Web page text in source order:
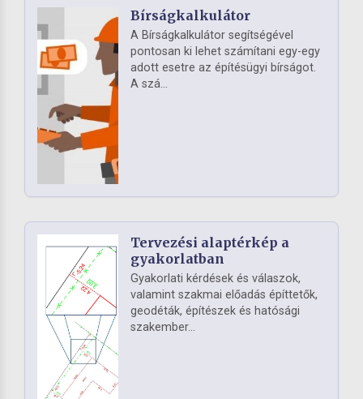
Bírságkalkulátor
A Bírságkalkulátor segítségével
pontosan ki lehet számítani egy-egy
adott esetre az építésügyi bírságot.
A szá...
Tervezési alaptérkép a
gyakorlatban
Gyakorlati kérdések és válaszok,
valamint szakmai előadás építtetők,
geodéták, építészek és hatósági
szakember...